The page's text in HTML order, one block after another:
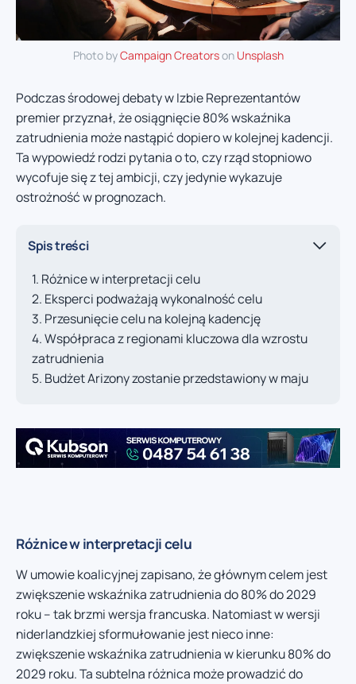
Photo byCampaign Creatorson Unsplash
Podczas środowej debaty w Izbie Reprezentantów
premier przyznał, że osiągnięcie 80% wskaźnika
zatrudnienia może nastąpić dopiero w kolejnej kadencji.
Ta wypowiedź rodzi pytania o to, czy rząd stopniowo
wycofuje się z tej ambicji, czy jedynie wykazuje
ostrożność w prognozach.
Spis treści
Różnice w interpretacji celu
Eksperci podważają wykonalność celu
Przesunięcie celu na kolejną kadencję
Współpraca z regionami kluczowa dla wzrostu
zatrudnienia
Budżet Arizony zostanie przedstawiony w maju
Różnice w interpretacji celu
W umowie koalicyjnej zapisano, że głównym celem jest
zwiększenie wskaźnika zatrudnienia do 80% do 2029
roku – tak brzmi wersja francuska. Natomiast w wersji
niderlandzkiej sformułowanie jest nieco inne:
zwiększenie wskaźnika zatrudnienia w kierunku 80% do
2029 roku. Ta subtelna różnica może prowadzić do